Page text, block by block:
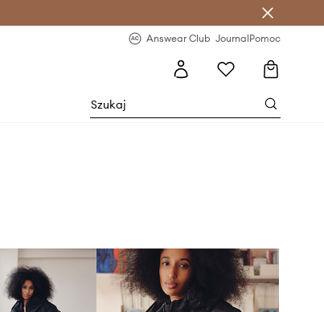
Answear Club JournalPomoc